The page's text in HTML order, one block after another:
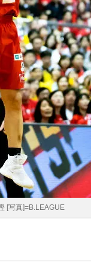
[写真]=B.LEAGUE